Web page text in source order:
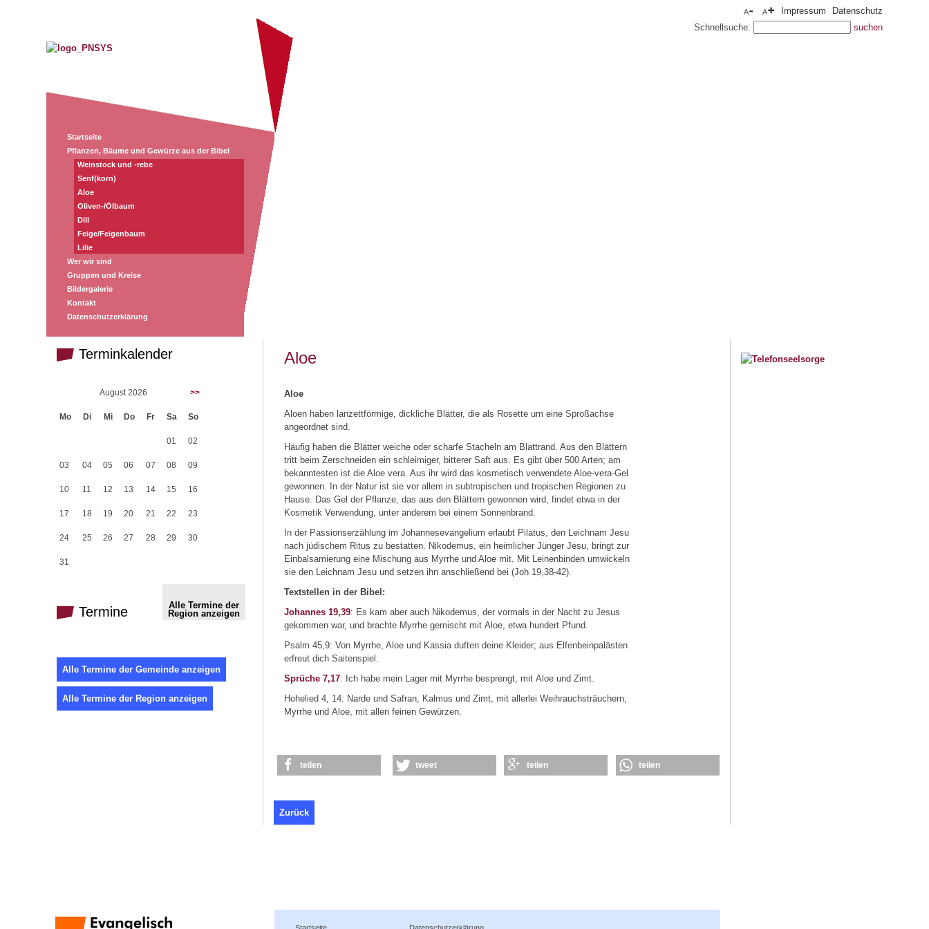
Impressum
Datenschutz
Schnellsuche:
Startseite
Pflanzen, Bäume und Gewürze aus der Bibel
Weinstock und -rebe
Senf(korn)
Aloe
Oliven-/Ölbaum
Dill
Feige/Feigenbaum
Lilie
Wer wir sind
Gruppen und Kreise
Bildergalerie
Kontakt
Datenschutzerklärung
Terminkalender
August 2026 >>
Mo Di Mi Do Fr Sa So
01 02
03 04 05 06 07 08 09
10 11 12 13 14 15 16
17 18 19 20 21 22 23
24 25 26 27 28 29 30
31
Termine
Alle Termine der
Region anzeigen
Alle Termine der Gemeinde anzeigen
Alle Termine der Region anzeigen
Aloe
Aloe
Aloen haben lanzettförmige, dickliche Blätter, die als Rosette um eine Sproßachse
angeordnet sind.
Häufig haben die Blätter weiche oder scharfe Stacheln am Blattrand. Aus den Blättern
tritt beim Zerschneiden ein schleimiger, bitterer Saft aus. Es gibt über 500 Arten; am
bekanntesten ist die Aloe vera. Aus ihr wird das kosmetisch verwendete Aloe-vera-Gel
gewonnen. In der Natur ist sie vor allem in subtropischen und tropischen Regionen zu
Hause. Das Gel der Pflanze, das aus den Blättern gewonnen wird, findet etwa in der
Kosmetik Verwendung, unter anderem bei einem Sonnenbrand.
In der Passionserzählung im Johannesevangelium erlaubt Pilatus, den Leichnam Jesu
nach jüdischem Ritus zu bestatten. Nikodemus, ein heimlicher Jünger Jesu, bringt zur
Einbalsamierung eine Mischung aus Myrrhe und Aloe mit. Mit Leinenbinden umwickeln
sie den Leichnam Jesu und setzen ihn anschließend bei (Joh 19,38-42).
Textstellen in der Bibel:
Johannes 19,39: Es kam aber auch Nikodemus, der vormals in der Nacht zu Jesus
gekommen war, und brachte Myrrhe gemischt mit Aloe, etwa hundert Pfund.
Psalm 45,9: Von Myrrhe, Aloe und Kassia duften deine Kleider; aus Elfenbeinpalästen
erfreut dich Saitenspiel.
Sprüche 7,17: Ich habe mein Lager mit Myrrhe besprengt, mit Aloe und Zimt.
Hohelied 4, 14: Narde und Safran, Kalmus und Zimt, mit allerlei Weihrauchsträuchern,
Myrrhe und Aloe, mit allen feinen Gewürzen.
teilen tweet teilen teilen
Zurück